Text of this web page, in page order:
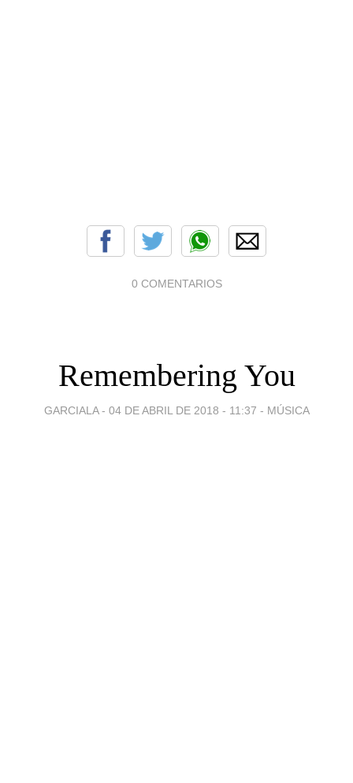
0 COMENTARIOS
Remembering You
GARCIALA - 04 DE ABRIL DE 2018 - 11:37 - MÚSICA